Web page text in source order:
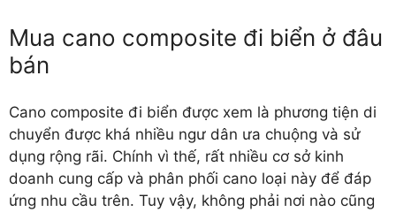
Mua cano composite đi biển ở đâu
bán
Cano composite đi biển được xem là phương tiện di
chuyển được khá nhiều ngư dân ưa chuộng và sử
dụng rộng rãi. Chính vì thế, rất nhiều cơ sở kinh
doanh cung cấp và phân phối cano loại này để đáp
ứng nhu cầu trên. Tuy vậy, không phải nơi nào cũng